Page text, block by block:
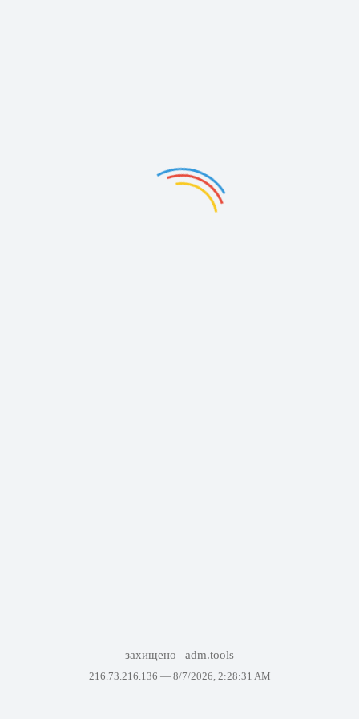
захищено adm.tools
216.73.216.136 — 8/7/2026, 2:28:31 AM